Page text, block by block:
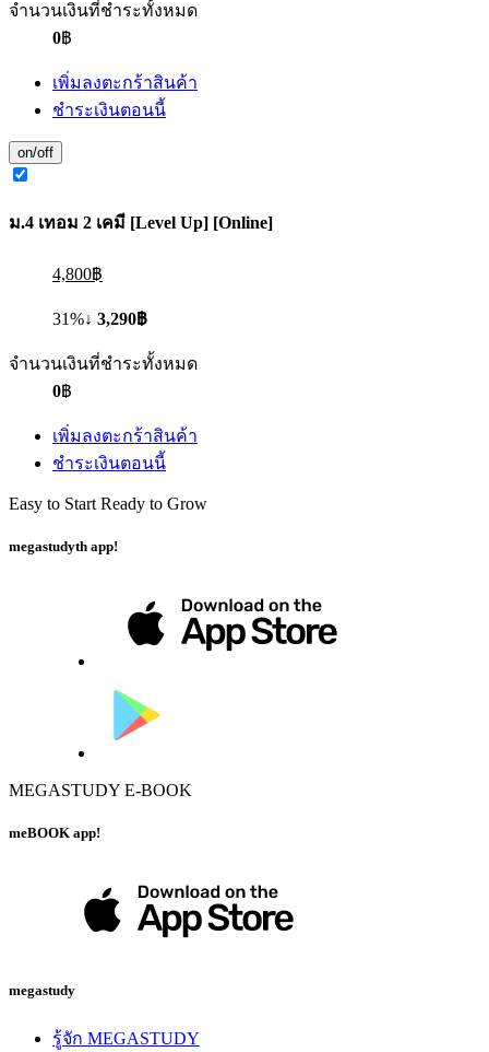
จำนวนเงินที่ชำระทั้งหมด
0฿
เพิ่มลงตะกร้าสินค้า
ชำระเงินตอนนี้
on/off
ม.4 เทอม 2 เคมี [Level Up] [Online]
4,800฿
31%↓ 3,290฿
จำนวนเงินที่ชำระทั้งหมด
0฿
เพิ่มลงตะกร้าสินค้า
ชำระเงินตอนนี้
Easy to Start Ready to Grow
megastudyth app!
MEGASTUDY E-BOOK
meBOOK app!
megastudy
รู้จัก MEGASTUDY